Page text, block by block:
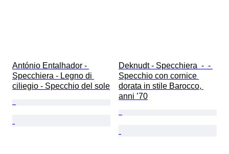
António Entalhador -
Specchiera - Legno di
ciliegio - Specchio del sole
Deknudt - Specchiera  -  -
Specchio con cornice
dorata in stile Barocco,
anni ’70